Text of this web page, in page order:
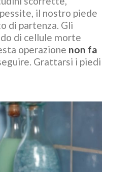
Leggi di più
il nostro piede
di partenza. Gli
di cellule morte
operazione non fa
Grattarsi i piedi